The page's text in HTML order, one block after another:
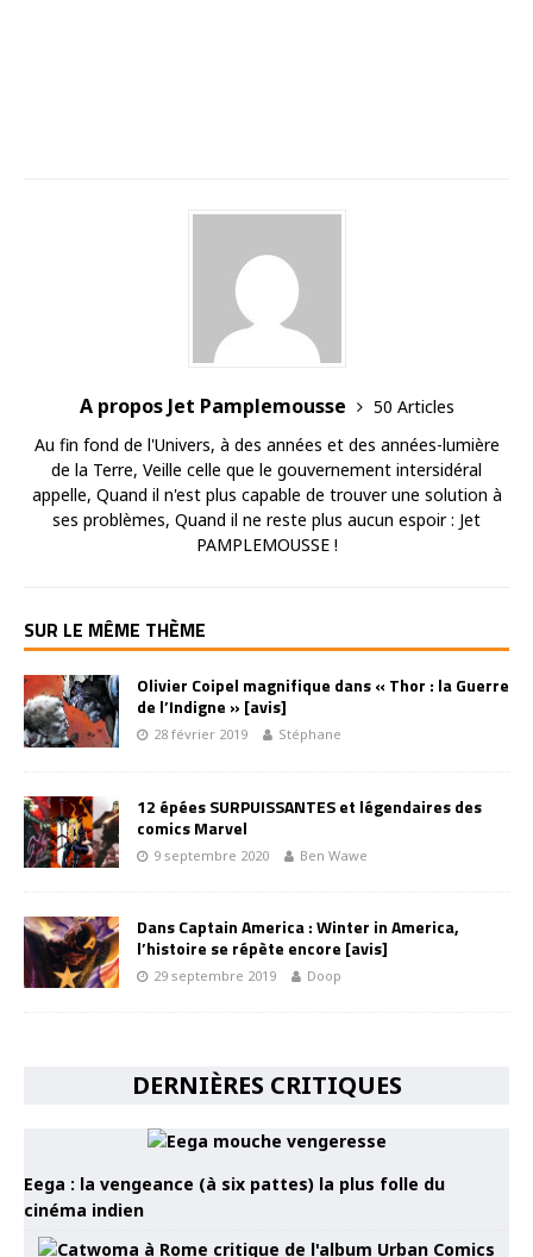
A propos Jet Pamplemousse
50 Articles
Au fin fond de l'Univers, à des années et des années-lumière
de la Terre, Veille celle que le gouvernement intersidéral
appelle, Quand il n'est plus capable de trouver une solution à
ses problèmes, Quand il ne reste plus aucun espoir : Jet
PAMPLEMOUSSE !
SUR LE MÊME THÈME
Olivier Coipel magnifique dans « Thor : la Guerre
de l’Indigne » [avis]
28 février 2019 Stéphane
12 épées SURPUISSANTES et légendaires des
comics Marvel
9 septembre 2020 Ben Wawe
Dans Captain America : Winter in America,
l’histoire se répète encore [avis]
29 septembre 2019 Doop
DERNIÈRES CRITIQUES
Eega : la vengeance (à six pattes) la plus folle du
cinéma indien